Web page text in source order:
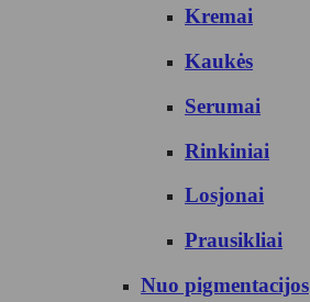
Kremai
Kaukės
Serumai
Rinkiniai
Losjonai
Prausikliai
Nuo pigmentacijos